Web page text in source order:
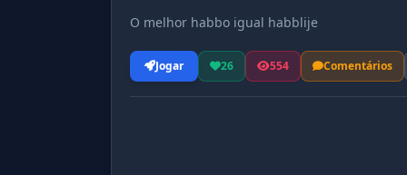
O melhor habbo igual habblije
Jogar 26 554 Comentários